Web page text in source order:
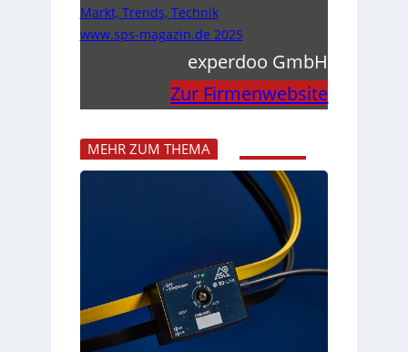
Markt, Trends, Technik
www.sps-magazin.de 2025
experdoo GmbH
Zur Firmenwebsite
MEHR ZUM THEMA